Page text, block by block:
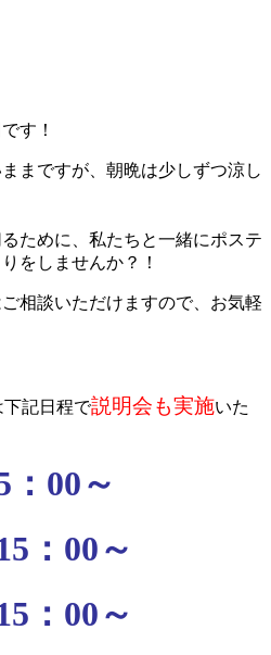
す！
まですが、朝晩は少しずつ涼し
ために、私たちと一緒にポステ
をしませんか？！
相談いただけますので、お気軽
下記日程で説明会も実施いた
00～
：00～
：00～